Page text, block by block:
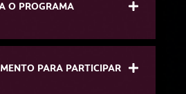
O PROGRAMA
PARA PARTICIPAR